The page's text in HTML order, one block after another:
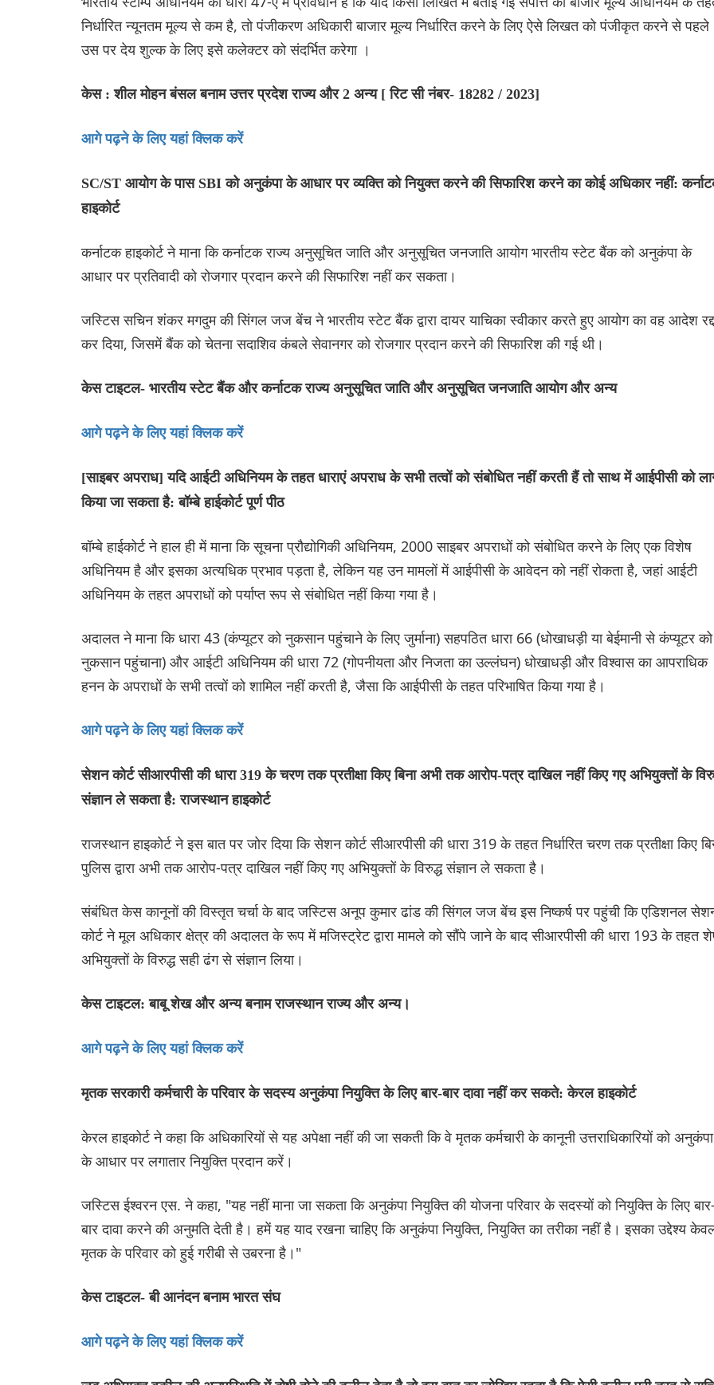
निर्धारित न्यूनतम मूल्य से कम है, तो पंजीकरण अधिकारी बाजार मूल्य निर्धारित करने के लिए ऐसे लिखत को पंजीकृत करने से पहले
उस पर देय शुल्क के लिए इसे कलेक्टर को संदर्भित करेगा ।
केस : शील मोहन बंसल बनाम उत्तर प्रदेश राज्य और 2 अन्य [ रिट सी नंबर- 18282 / 2023]
आगे पढ़ने के लिए यहां क्लिक करें
SC/ST आयोग के पास SBI को अनुकंपा के आधार पर व्यक्ति को नियुक्त करने की सिफारिश करने का कोई अधिकार नहीं:
हाइकोर्ट
कर्नाटक हाइकोर्ट ने माना कि कर्नाटक राज्य अनुसूचित जाति और अनुसूचित जनजाति आयोग भारतीय स्टेट बैंक को अनुकंपा के
आधार पर प्रतिवादी को रोजगार प्रदान करने की सिफारिश नहीं कर सकता।
जस्टिस सचिन शंकर मगदुम की सिंगल जज बेंच ने भारतीय स्टेट बैंक द्वारा दायर याचिका स्वीकार करते हुए आयोग का वह आदेश रद्द
कर दिया, जिसमें बैंक को चेतना सदाशिव कंबले सेवानगर को रोजगार प्रदान करने की सिफारिश की गई थी।
केस टाइटल- भारतीय स्टेट बैंक और कर्नाटक राज्य अनुसूचित जाति और अनुसूचित जनजाति आयोग और अन्य
आगे पढ़ने के लिए यहां क्लिक करें
[साइबर अपराध] यदि आईटी अधिनियम के तहत धाराएं अपराध के सभी तत्वों को संबोधित नहीं करती हैं तो सा‌थ में आईपीसी को
किया जा सकता है: बॉम्बे हाईकोर्ट पूर्ण पीठ
बॉम्बे हाईकोर्ट ने हाल ही में माना कि सूचना प्रौद्योगिकी अधिनियम, 2000 साइबर अपराधों को संबोधित करने के लिए एक विशेष
अधिनियम है और इसका अत्यधिक प्रभाव पड़ता है, लेकिन यह उन मामलों में आईपीसी के आवेदन को नहीं रोकता है, जहां आईटी
अधिनियम के तहत अपराधों को पर्याप्त रूप से संबोधित नहीं किया गया है।
अदालत ने माना कि धारा 43 (कंप्यूटर को नुकसान पहुंचाने के लिए जुर्माना) सहपठित धारा 66 (धोखाधड़ी या बेईमानी से कंप्यूटर को
नुकसान पहुंचाना) और आईटी अधिनियम की धारा 72 (गोपनीयता और निजता का उल्लंघन) धोखाधड़ी और ‌विश्वास का आपराधिक
हनन के अपराधों के सभी तत्वों को शामिल नहीं करती है, जैसा कि आईपीसी के तहत परिभाषित किया गया है।
आगे पढ़ने के लिए यहां क्लिक करें
सेशन कोर्ट सीआरपीसी की धारा 319 के चरण तक प्रतीक्षा किए बिना अभी तक आरोप-पत्र दाखिल नहीं किए गए अभियुक्तों के
संज्ञान ले सकता है: राजस्थान हाइकोर्ट
राजस्थान हाइकोर्ट ने इस बात पर जोर दिया कि सेशन कोर्ट सीआरपीसी की धारा 319 के तहत निर्धारित चरण तक प्रतीक्षा किए
पुलिस द्वारा अभी तक आरोप-पत्र दाखिल नहीं किए गए अभियुक्तों के विरुद्ध संज्ञान ले सकता है।
संबंधित केस कानूनों की विस्तृत चर्चा के बाद जस्टिस अनूप कुमार ढांड की सिंगल जज बेंच इस निष्कर्ष पर पहुंची कि एडिशनल
कोर्ट ने मूल अधिकार क्षेत्र की अदालत के रूप में मजिस्ट्रेट द्वारा मामले को सौंपे जाने के बाद सीआरपीसी की धारा 193 के तहत
अभियुक्तों के विरुद्ध सही ढंग से संज्ञान लिया।
केस टाइटल: बाबू शेख और अन्य बनाम राजस्थान राज्य और अन्य।
आगे पढ़ने के लिए यहां क्लिक करें
मृतक सरकारी कर्मचारी के परिवार के सदस्य अनुकंपा नियुक्ति के लिए बार-बार दावा नहीं कर सकते: केरल हाइकोर्ट
केरल हाइकोर्ट ने कहा कि अधिकारियों से यह अपेक्षा नहीं की जा सकती कि वे मृतक कर्मचारी के कानूनी उत्तराधिकारियों को अनुकंपा
के आधार पर लगातार नियुक्ति प्रदान करें।
जस्टिस ईश्वरन एस. ने कहा, "यह नहीं माना जा सकता कि अनुकंपा नियुक्ति की योजना परिवार के सदस्यों को नियुक्ति के लिए
बार दावा करने की अनुमति देती है। हमें यह याद रखना चाहिए कि अनुकंपा नियुक्ति, नियुक्ति का तरीका नहीं है। इसका उद्देश्य
मृतक के परिवार को हुई गरीबी से उबरना है।"
केस टाइटल- बी आनंदन बनाम भारत संघ
आगे पढ़ने के लिए यहां क्लिक करें